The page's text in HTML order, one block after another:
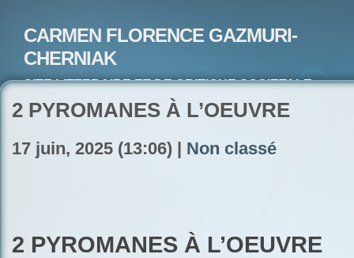
CARMEN FLORENCE GAZMURI-
CHERNIAK
SITE LITTERAIRE ET DE CRITIQUE SOCIETALE-
ARTISTE PEINTRE ET POETE-ECRIVAIN
2 PYROMANES À L’OEUVRE
17 juin, 2025 (13:06) | Non classé
2 PYROMANES À L’OEUVRE